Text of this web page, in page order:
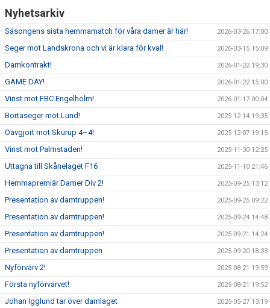
Nyhetsarkiv
Säsongens sista hemmamatch för våra damer är här! 2026-03-26 17:00
Seger mot Landskrona och vi är klara för kval! 2026-03-15 15:09
Damkontrakt! 2026-01-22 19:30
GAME DAY! 2026-01-22 15:00
Vinst mot FBC Engelholm! 2026-01-17 00:04
Bortaseger mot Lund! 2025-12-14 19:35
Oavgjort mot Skurup 4–4! 2025-12-07 19:15
Vinst mot Palmstaden! 2025-11-30 12:25
Uttagna till Skånelaget F16 2025-11-10 21:46
Hemmapremiär Damer Div 2! 2025-09-25 13:12
Presentation av damtruppen! 2025-09-25 09:22
Presentation av damtruppen! 2025-09-24 14:48
Presentation av damtruppen! 2025-09-21 14:24
Presentation av damtruppen 2025-09-20 18:33
Nyförvärv 2! 2025-08-21 19:59
Första nyförvärvet! 2025-08-21 19:52
Johan Igglund tar över damlaget 2025-05-27 13:19